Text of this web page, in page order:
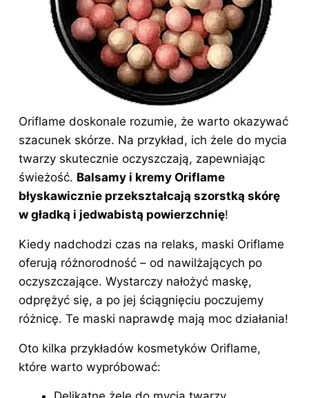
Oriflame doskonale rozumie, że warto okazywać
szacunek skórze. Na przykład, ich żele do mycia
twarzy skutecznie oczyszczają, zapewniając
świeżość. Balsamy i kremy Oriflame
błyskawicznie przekształcają szorstką skórę
w gładką i jedwabistą powierzchnię!
Kiedy nadchodzi czas na relaks, maski Oriflame
oferują różnorodność – od nawilżających po
oczyszczające. Wystarczy nałożyć maskę,
odprężyć się, a po jej ściągnięciu poczujemy
różnicę. Te maski naprawdę mają moc działania!
Oto kilka przykładów kosmetyków Oriflame,
które warto wypróbować: